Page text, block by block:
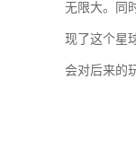
无限大。同
现了这个星
会对后来的